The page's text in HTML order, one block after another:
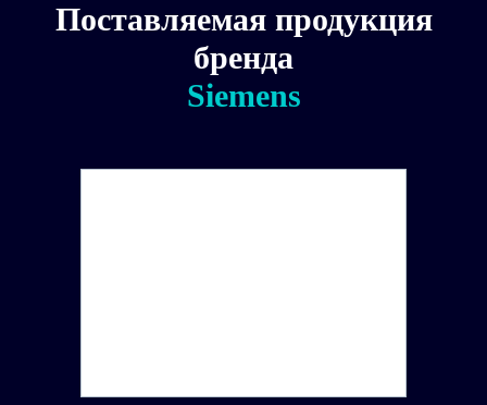
Поставляемая продукция
бренда
Siemens